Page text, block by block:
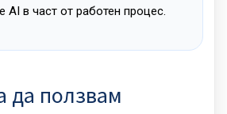
AI в част от работен процес.
да ползвам